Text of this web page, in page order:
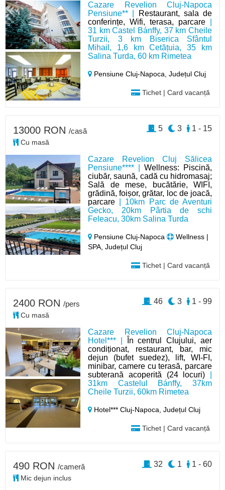
Cazare Revelion Cluj-Napoca
Pensiune** |
Restaurant, sala de
conferințe, Wifi, terasa, parcare
31 km Castel Bánffy, 37 km Cheile
Turzii, 3 km Biserica Sfântul
Mihail, 1,6 km Cetățuia, 35 km
Salina Turda, 60 km Rimetea
Pensiune Cluj-Napoca,Județul Cluj
Tichet | Card vacanță
Cazare Revelion Cluj Sălicea
Pensiune**** |Wellness: Piscină,
ciubăr, saună, cadă cu hidromasaj;
Sală de mese, bucătărie, WIFI,
grădină, foișor, grătar, loc de joacă,
parcare | 10km Parc de Aventuri
Gecko, 20km Pârtia de schi
Feleacu, 30km Salina Turda
Pensiune Cluj-Napoca
Wellness |
SPA, Județul Cluj
Tichet | Card vacanță
13000 RON /casă
Cu masă
1 - 15
3
5
Cazare Revelion Cluj-Napoca
Hotel*** |
În centrul Clujului, aer
condiționat, restaurant, bar, mic
dejun (bufet suedez), lift, WI-FI,
minibar, camere cu terasă, parcare
subterană acoperită (24 locuri)
31km Castelul Bánffy, 37km
Cheile Turzii, 60km Rimetea
Hotel*** Cluj-Napoca,Județul Cluj
Tichet | Card vacanță
2400 RON /pers
Cu masă
1 - 99
3
46
490 RON /cameră
Mic dejun inclus
1 - 60
1
32